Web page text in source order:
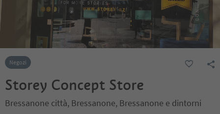
Negozi
Storey Concept Store
Bressanone città, Bressanone, Bressanone e dintorni